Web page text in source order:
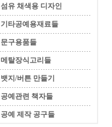
섬유 채색용 디자인
기타공예용재료들
문구용품들
메탈장식고리들
뱃지/버튼 만들기
공예관련 책자들
공예 제작 공구들